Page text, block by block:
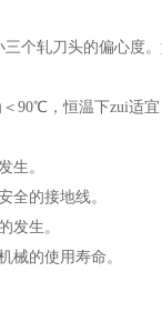
个轧刀头的偏心度
90℃，恒温下zui适
生。
全的接地线。
发生。
械的使用寿命。